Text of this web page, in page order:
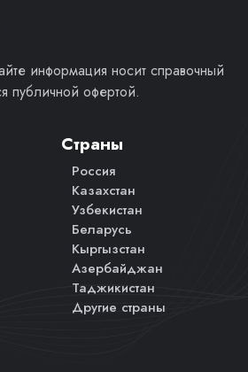
информация носит справочный
публичной офертой.
Страны
Россия
Казахстан
Узбекистан
Беларусь
Кыргызстан
Азербайджан
Таджикистан
Другие страны